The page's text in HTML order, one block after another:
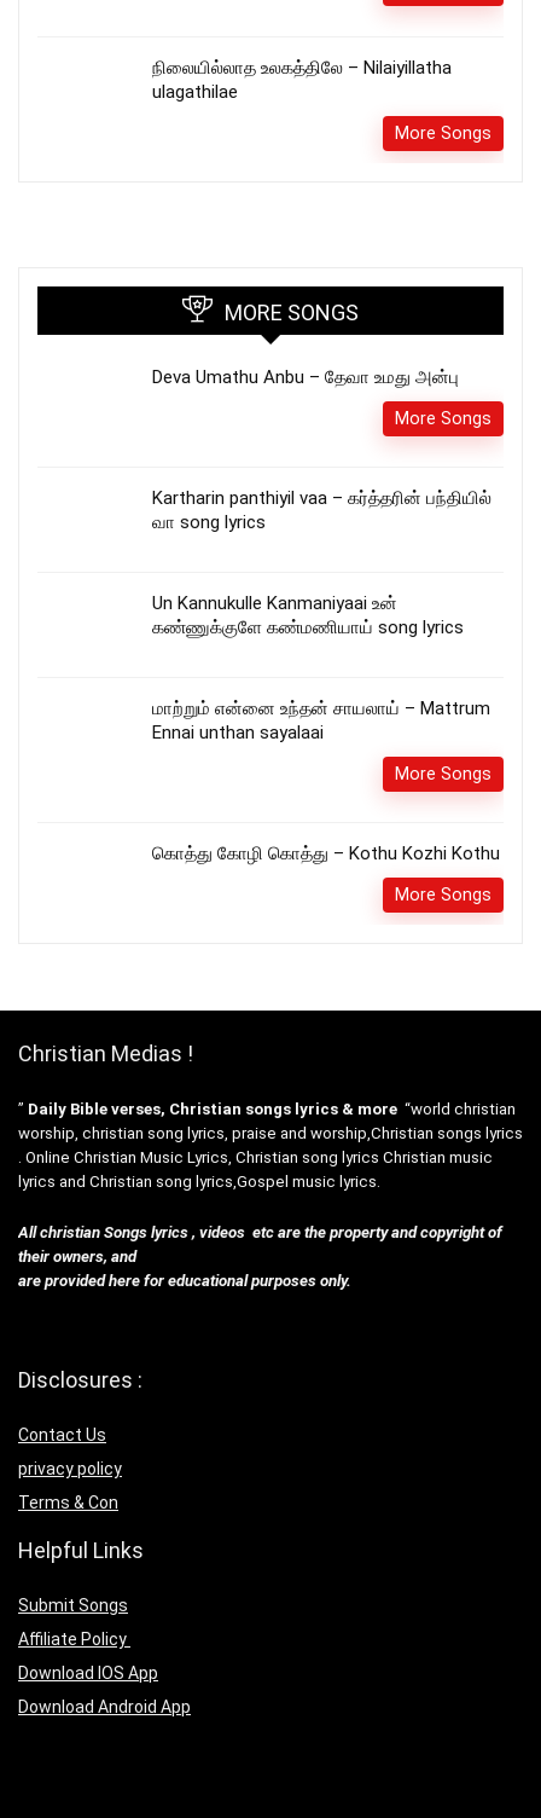
நிலையில்லாத உலகத்திலே – Nilaiyillatha
ulagathilae
More Songs
MORE SONGS
Deva Umathu Anbu – தேவா உமது அன்பு
More Songs
Kartharin panthiyil vaa – கர்த்தரின் பந்தியில்
வா song lyrics
Un Kannukulle Kanmaniyaai உன்
கண்ணுக்குளே கண்மணியாய் song lyrics
மாற்றும் என்னை உந்தன் சாயலாய் – Mattrum
Ennai unthan sayalaai
More Songs
கொத்து கோழி கொத்து – Kothu Kozhi Kothu
More Songs
Christian Medias !
” Daily Bible verses, Christian songs lyrics & more “world christian
worship, christian song lyrics, praise and worship,Christian songs lyrics
. Online Christian Music Lyrics, Christian song lyrics Christian music
lyrics and Christian song lyrics,Gospel music lyrics.
All christian Songs lyrics , videos etc are the property and copyright of
their owners, and
are provided here for educational purposes only.
Disclosures :
Contact Us
privacy policy
Terms & Con
Helpful Links
Submit Songs
Affiliate Policy
Download IOS App
Download Android App